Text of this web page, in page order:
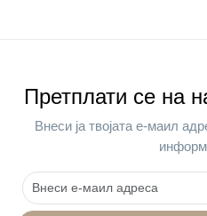
Претплати се на
Внеси ја твојата е-маил